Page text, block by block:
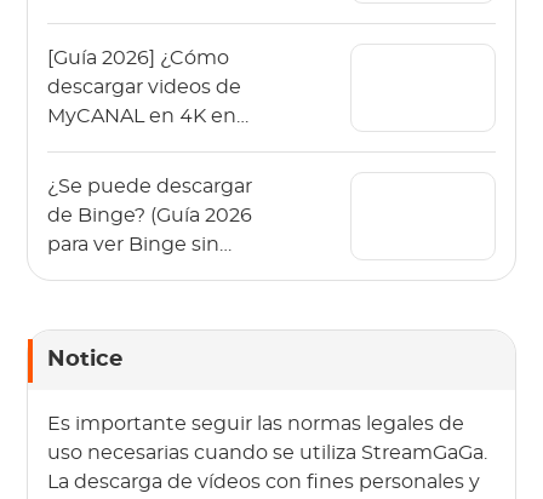
[Guía 2026] ¿Cómo
descargar videos de
MyCANAL en 4K en
¿Se puede descargar
de Binge? (Guía 2026
para ver Binge sin
Notice
Es importante seguir las normas legales de
uso necesarias cuando se utiliza StreamGaGa.
La descarga de vídeos con fines personales y